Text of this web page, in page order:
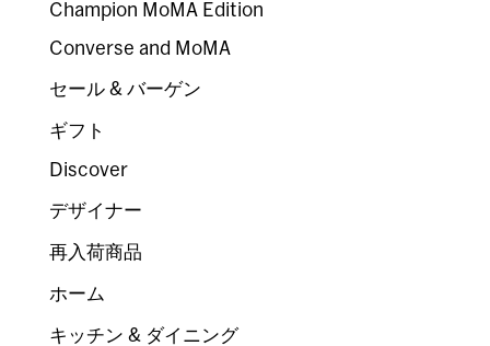
Champion MoMA Edition
Converse and MoMA
セール & バーゲン
ギフト
Discover
デザイナー
再入荷商品
ホーム
キッチン & ダイニング